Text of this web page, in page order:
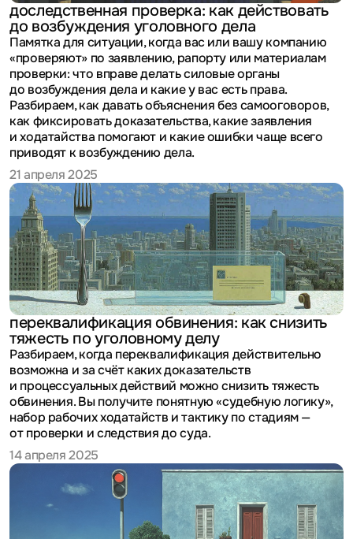
доследственная проверка: как действовать
до возбуждения уголовного дела
Памятка для ситуации, когда вас или вашу компанию
«проверяют» по заявлению, рапорту или материалам
проверки: что вправе делать силовые органы
до возбуждения дела и какие у вас есть права.
Разбираем, как давать объяснения без самооговоров,
как фиксировать доказательства, какие заявления
и ходатайства помогают и какие ошибки чаще всего
приводят к возбуждению дела.
21 апреля 2025
переквалификация обвинения: как снизить
тяжесть по уголовному делу
Разбираем, когда переквалификация действительно
возможна и за счёт каких доказательств
и процессуальных действий можно снизить тяжесть
обвинения. Вы получите понятную «судебную логику»,
набор рабочих ходатайств и тактику по стадиям —
от проверки и следствия до суда.
14 апреля 2025